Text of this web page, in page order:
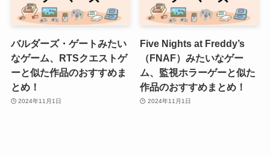
バルダーズ・ゲートみたい
なゲーム、RTSクエストゲ
ーと似た作品のおすすめま
とめ！
2024年11月1日
Five Nights at Freddy’s
（FNAF）みたいなゲー
ム、監視ホラーゲーと似た
作品のおすすめまとめ！
2024年11月1日